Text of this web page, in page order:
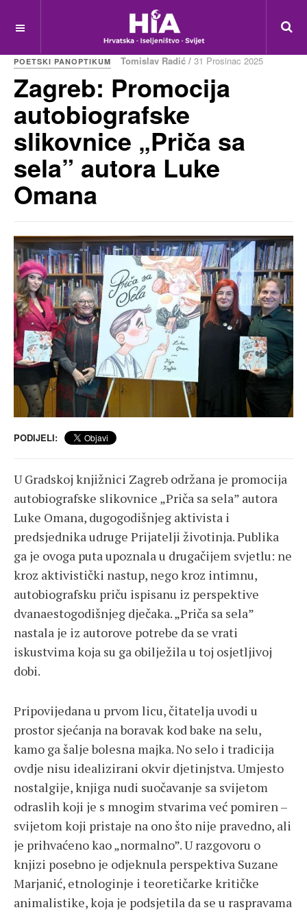
POETSKI PANOPTIKUM Tomislav Radić / 31 Prosinac 2025
Zagreb: Promocija
autobiografske
slikovnice „Priča sa
sela” autora Luke
Omana
PODIJELI:
U Gradskoj knjižnici Zagreb održana je promocija
autobiografske slikovnice „Priča sa sela” autora
Luke Omana, dugogodišnjeg aktivista i
predsjednika udruge Prijatelji životinja. Publika
ga je ovoga puta upoznala u drugačijem svjetlu: ne
kroz aktivistički nastup, nego kroz intimnu,
autobiografsku priču ispisanu iz perspektive
dvanaestogodišnjeg dječaka. „Priča sa sela”
nastala je iz autorove potrebe da se vrati
iskustvima koja su ga obilježila u toj osjetljivoj
dobi.
Pripovijedana u prvom licu, čitatelja uvodi u
prostor sjećanja na boravak kod bake na selu,
kamo ga šalje bolesna majka. No selo i tradicija
ovdje nisu idealizirani okvir djetinjstva. Umjesto
nostalgije, knjiga nudi suočavanje sa svijetom
odraslih koji je s mnogim stvarima već pomiren –
svijetom koji pristaje na ono što nije pravedno, ali
je prihvaćeno kao „normalno”. U razgovoru o
knjizi posebno je odjeknula perspektiva Suzane
Marjanić, etnologinje i teoretičarke kritičke
animalistike, koja je podsjetila da se u raspravama